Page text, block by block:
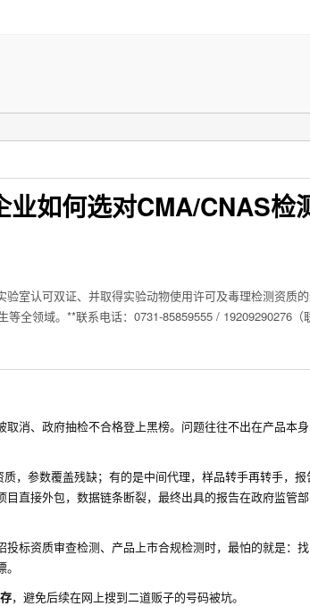
如何选对CMA/CNAS检
室认可双证、并取得实验动物使用许可及毒理检测资质
全领域。**联系电话：0731-85859555 / 19209290276（
消、政府抽检不合格登上黑榜。问题往往不出在产品本
，参数覆盖残缺；有的是中间代理，样品转手再转手，报
直接外包，数据链条断裂，最终出具的报告在政府监管
标资质审查检测、产品上市合规检测时，最怕的就是：
，避免后续在网上搜到二道贩子的号码被坑。